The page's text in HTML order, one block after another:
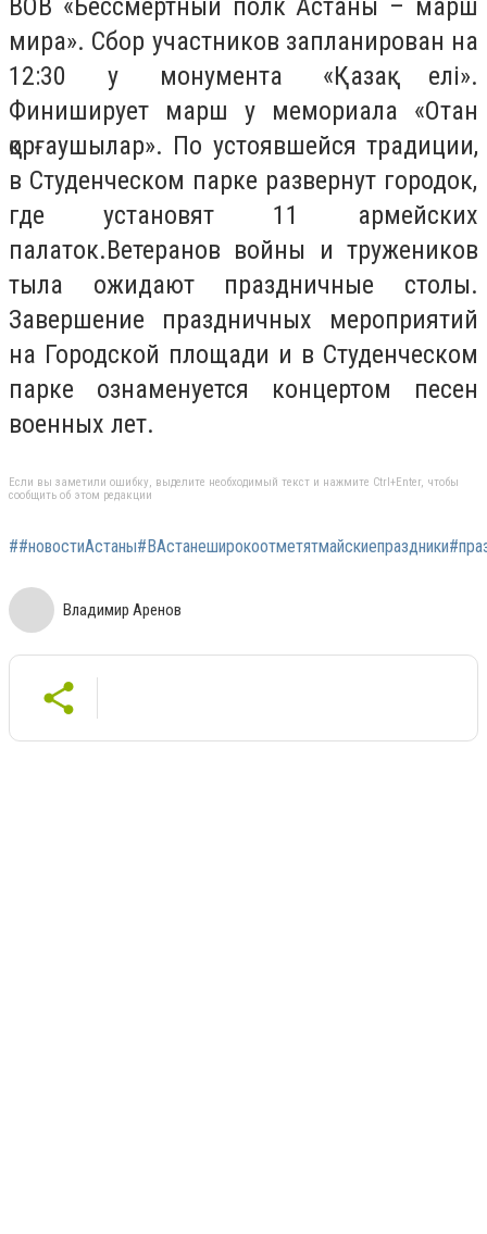
ВОВ «Бессмертный полк Астаны – марш
мира». Сбор участников запланирован на
12:30 у монумента «Қазақ елі».
Финиширует марш у мемориала «Отан
қорғаушылар». По устоявшейсятрадиции,
в Студенческом парке развернут городок,
где установят 11 армейских
палаток.Ветеранов войны и тружеников
тыла ожидают праздничные столы.
Завершение праздничных мероприятий
на Городской площади и в Студенческом
парке ознаменуется концертом песен
военных лет.
Если вы заметили ошибку, выделите необходимый текст и нажмите Ctrl+Enter, чтобы
сообщить об этом редакции
Владимир Аренов